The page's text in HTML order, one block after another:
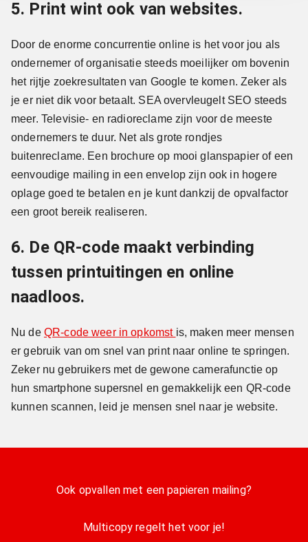
5. Print wint ook van websites.
Door de enorme concurrentie online is het voor jou als
ondernemer of organisatie steeds moeilijker om bovenin
het rijtje zoekresultaten van Google te komen. Zeker als
je er niet dik voor betaalt. SEA overvleugelt SEO steeds
meer. Televisie- en radioreclame zijn voor de meeste
ondernemers te duur. Net als grote rondjes
buitenreclame. Een brochure op mooi glanspapier of een
eenvoudige mailing in een envelop zijn ook in hogere
oplage goed te betalen en je kunt dankzij de opvalfactor
een groot bereik realiseren.
6. De QR-code maakt verbinding
tussen printuitingen en online
naadloos.
Nu de QR-code weer in opkomst is, maken meer mensen
er gebruik van om snel van print naar online te springen.
Zeker nu gebruikers met de gewone camerafunctie op
hun smartphone supersnel en gemakkelijk een QR-code
kunnen scannen, leid je mensen snel naar je website.
Ook opvallen met een papieren mailing?
Multicopy regelt het voor je!